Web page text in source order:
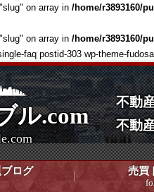
on array in /home/r3893160/
on array in /home/r3893160/
faq postid-303 wp-theme-
ル.com
不動
不動
ログ 売買